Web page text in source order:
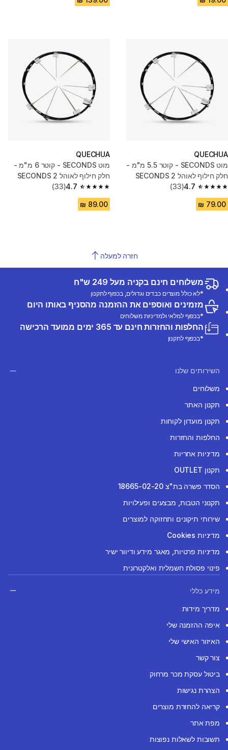
QUECHUA
מוט SECONDS - קוטר 5.5 מ"מ -
חלק חילוף לאוהל 2 SECONDS
4.7
4.7 out of 5 stars from 33 reviews
(33)
QUECHUA
מוט SECONDS - קוטר 6 מ"מ -
חלק חילוף לאוהל 2 SECONDS
4.7
4.7 out of 5 stars from 33 reviews
(33)
חזרה למעלה
משלוחים חינם בקניה מעל 249 ש"ח
*לא כולל מוצרים כבדים וגדולים, בכפוף לתקנון
מזמינים ואוספים את ההזמנה מהסניף באותו היום
*בכפוף למלאי ולמדיניות משלוחים
החלפות והחזרות חינם עד 365 ימים ממועד הרכישה
*בכפוף לתקנון
השירותים שלנו
משלוחים
תקנון האתר
תקנון מועדון לקוחות
החלפות והחזרות
מדיניות אחריות
תקנון OUTLET
הסדר פשרה בת"צ 18665-02-20
תקנוני הטבות, מבצעים ופעילויות
שירותי תיקונים ותחזוקה למוצרים
מדיניות Cookies
מדיניות פרטיות, מאגר מידע ודיוור ישיר
פינוי פסולת חשמלית ואלקטרונית
מידע כללי
מדריך מידות
איפה ההזמנה שלי
האיזור האישי שלי
צור קשר
ביטול עסקת מכר מרחוק
הצהרת נגישות
קריאה להחזרת מוצרים
מפת אתר
תשובות לשאלות נפוצות